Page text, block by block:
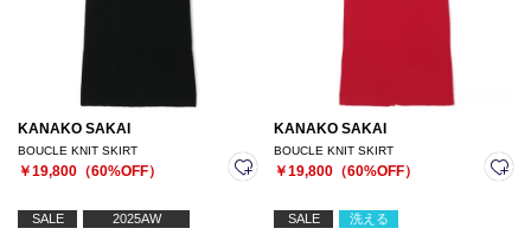
KANAKO SAKAI
BOUCLE KNIT SKIRT
￥19,800（60%OFF）
KANAKO SAKAI
BOUCLE KNIT SKIRT
￥19,800（60%OFF）
SALE 2025AW SALE 洗える